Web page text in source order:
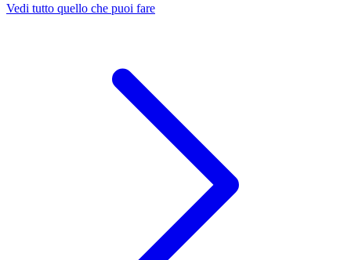
Vedi tutto quello che puoi fare